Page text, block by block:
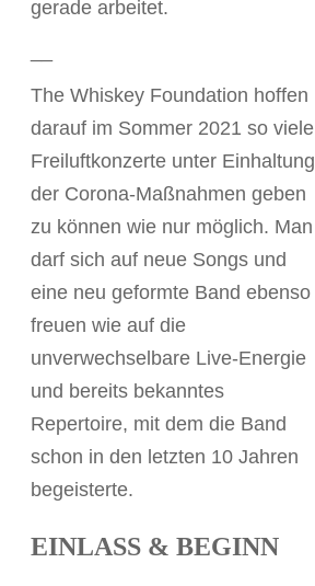
gerade arbeitet.
The Whiskey Foundation hoffen
darauf im Sommer 2021 so viele
Freiluftkonzerte unter Einhaltung
der Corona-Maßnahmen geben
zu können wie nur möglich. Man
darf sich auf neue Songs und
eine neu geformte Band ebenso
freuen wie auf die
unverwechselbare Live-Energie
und bereits bekanntes
Repertoire, mit dem die Band
schon in den letzten 10 Jahren
begeisterte.
EINLASS & BEGINN